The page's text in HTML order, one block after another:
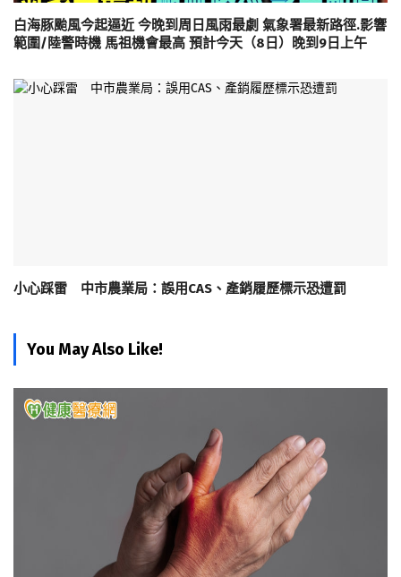
白海豚颱風今起逼近 今晚到周日風雨最劇 氣象署最新路徑.影響
範圍/陸警時機 馬祖機會最高 預計今天（8日）晚到9日上午
小心踩雷 中市農業局：誤用CAS、產銷履歷標示恐遭罰
You May Also Like!